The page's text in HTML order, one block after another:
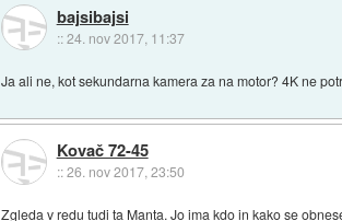
bajsibajsi
::24. nov 2017, 11:37
Ja ali ne, kot sekundarna kamera za na motor? 4K ne
Kovač 72-45
::26. nov 2017, 23:50
Zgleda v redu tudi ta Manta. Jo ima kdo in kako se